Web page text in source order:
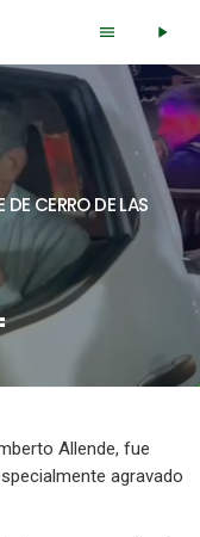
menu play_arrow
CERRO DE LAS
Allende, fue
agravado